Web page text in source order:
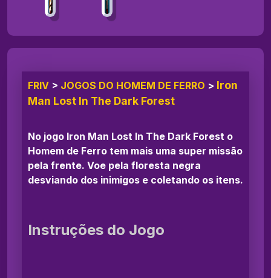
FRIV > JOGOS DO HOMEM DE FERRO > Iron
Man Lost In The Dark Forest
No jogo Iron Man Lost In The Dark Forest o
Homem de Ferro tem mais uma super missão
pela frente. Voe pela floresta negra
desviando dos inimigos e coletando os itens.
Instruções do Jogo